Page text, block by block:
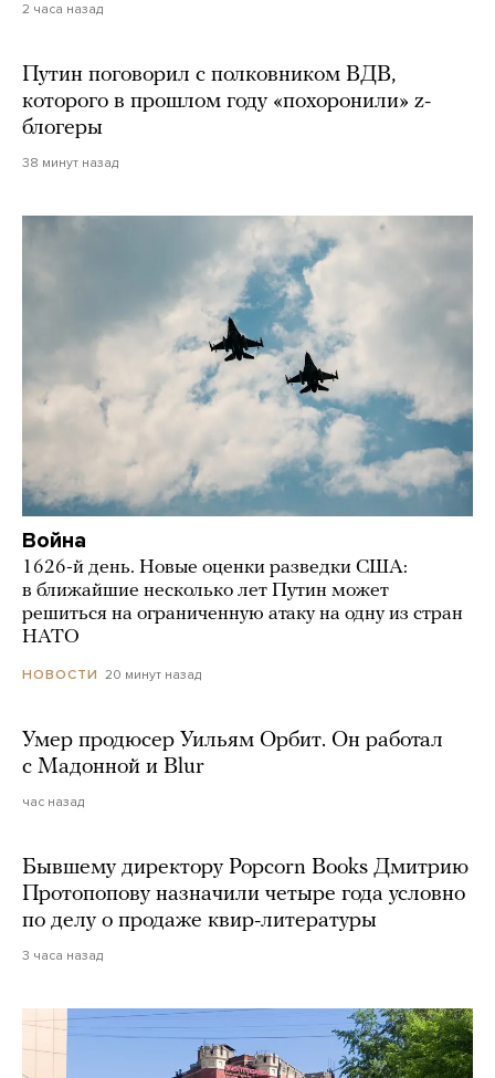
2 часа назад
Путин поговорил с полковником ВДВ,
которого в прошлом году «похоронили» z-
блогеры
38 минут назад
Война
1626-й день. Новые оценки разведки США:
в ближайшие несколько лет Путин может
решиться на ограниченную атаку на одну из стран
НАТО
НОВОСТИ 20 минут назад
Умер продюсер Уильям Орбит. Он работал
с Мадонной и Blur
час назад
Бывшему директору Popcorn Books Дмитрию
Протопопову назначили четыре года условно
по делу о продаже квир-литературы
3 часа назад